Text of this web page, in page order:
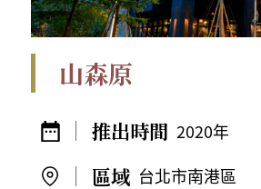
山森原
2020年
台北市南港區